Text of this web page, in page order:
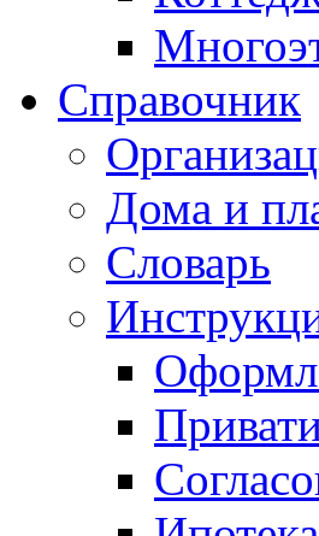
Справочник
Дома и
Словарь